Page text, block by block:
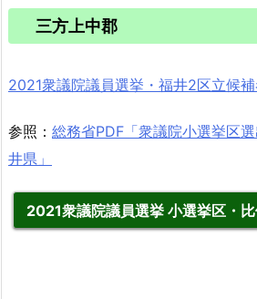
三方上中郡
2021衆議院議員選挙・福井2区立候
参照： 総務省PDF「衆議院小選挙区
井県」
2021衆議院議員選挙 小選挙区・